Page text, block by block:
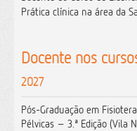
Prática clínica na área da
Docente nos
2027
Pós-Graduação em
Pélvicas – 3.ª Edição (Vila